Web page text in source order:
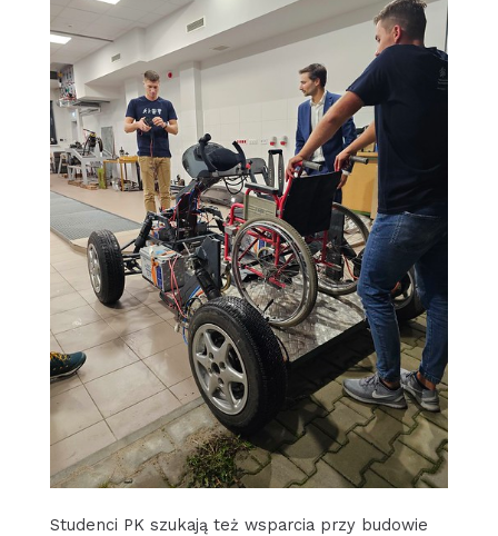
Studenci PK szukają też wsparcia przy budowie